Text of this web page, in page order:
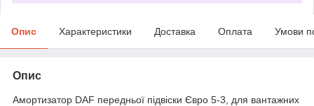
Опис Характеристики Доставка Оплата Умови
Опис
Амортизатор DAF передньої підвіски Євро 5-3, для вантажних